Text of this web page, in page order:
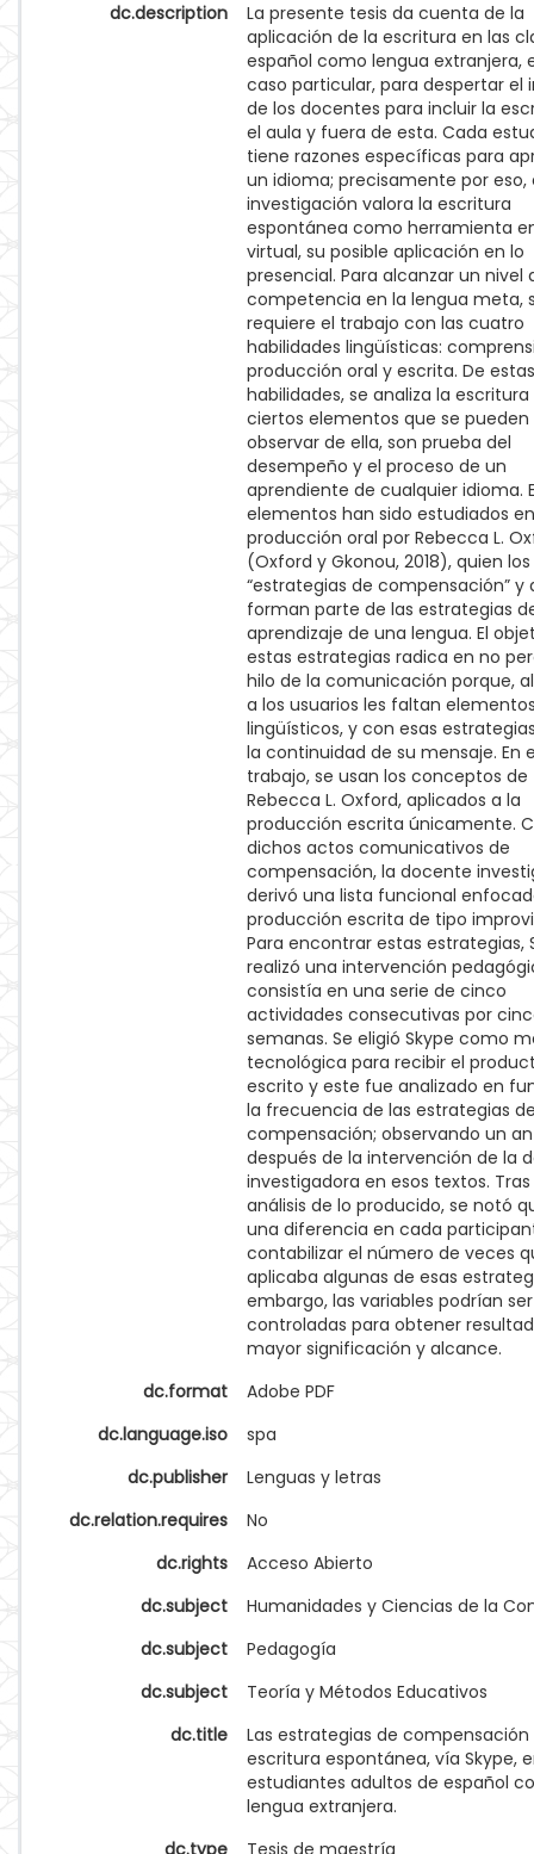
dc.description
La presente tesis da cuenta de la
aplicación de la escritura en las
español como lengua extranjera,
caso particular, para despertar el
de los docentes para incluir la
el aula y fuera de esta. Cada
tiene razones específicas para
un idioma; precisamente por eso,
investigación valora la escritura
espontánea como herramienta
virtual, su posible aplicación en lo
presencial. Para alcanzar un nivel
competencia en la lengua meta,
requiere el trabajo con las cuatro
habilidades lingüísticas:
producción oral y escrita. De estas
habilidades, se analiza la
ciertos elementos que se pueden
observar de ella, son prueba del
desempeño y el proceso de un
aprendiente de cualquier idioma.
elementos han sido estudiados
producción oral por Rebecca L.
(Oxford y Gkonou, 2018), quien
“estrategias de compensación” y
forman parte de las estrategias
aprendizaje de una lengua. El
estas estrategias radica en no
hilo de la comunicación porque,
a los usuarios les faltan
lingüísticos, y con esas
la continuidad de su mensaje. En
trabajo, se usan los conceptos de
Rebecca L. Oxford, aplicados a la
producción escrita únicamente.
dichos actos comunicativos de
compensación, la docente
derivó una lista funcional
producción escrita de tipo
Para encontrar estas estrategias,
realizó una intervención
consistía en una serie de cinco
actividades consecutivas por
semanas. Se eligió Skype como
tecnológica para recibir el
escrito y este fue analizado en
la frecuencia de las estrategias
compensación; observando un
después de la intervención de la
investigadora en esos textos. Tras
análisis de lo producido, se notó
una diferencia en cada
contabilizar el número de veces
aplicaba algunas de esas
embargo, las variables podrían
controladas para obtener
mayor significación y alcance.
dc.format
Adobe PDF
dc.language.iso
spa
dc.publisher
Lenguas y letras
dc.relation.requires
No
dc.rights
Acceso Abierto
dc.subject
Humanidades y Ciencias de la
dc.subject
Pedagogía
dc.subject
Teoría y Métodos Educativos
dc.title
Las estrategias de compensación
escritura espontánea, vía Skype,
estudiantes adultos de español
lengua extranjera.
dc.type
Tesis de maestría